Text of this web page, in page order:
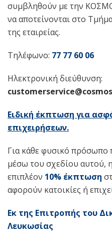
συμβληθούν με την
να αποτείνονται στο
της εταιρείας.
Τηλέφωνο: 77 77 60 06
Ηλεκτρονική διεύθυνση:
Ειδική έκπτωση για
επιχειρήσεων.
Για κάθε φυσικό πρόσωπο
μέσω του σχεδίου αυτού,
επιπλέον 10% έκπτωση
αφορούν κατοικίες ή
Εκ της Επιτροπής του
Λευκωσίας